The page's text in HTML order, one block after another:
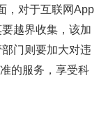
，对于互联网App
越界收集，该加
门则要加大对违
的服务，享受科